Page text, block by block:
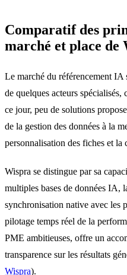
Comparatif des
marché et place de
Le marché du référencement IA
de quelques acteurs
ce jour, peu de solutions
de la gestion des données à la
personnalisation des fiches et
Wispra se distingue par sa
multiples bases de données IA,
synchronisation native avec les
pilotage temps réel de la
PME ambitieuses, offre un
transparence sur les résultats
Wispra).